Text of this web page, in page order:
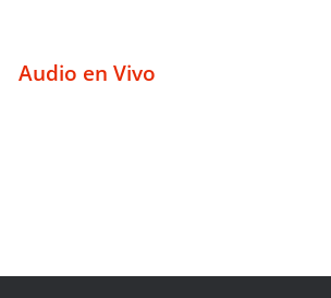
Audio en Vivo